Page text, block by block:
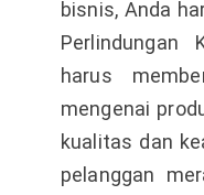
bisnis, Anda
Perlindungan
harus
mengenai
kualitas dan
pelanggan